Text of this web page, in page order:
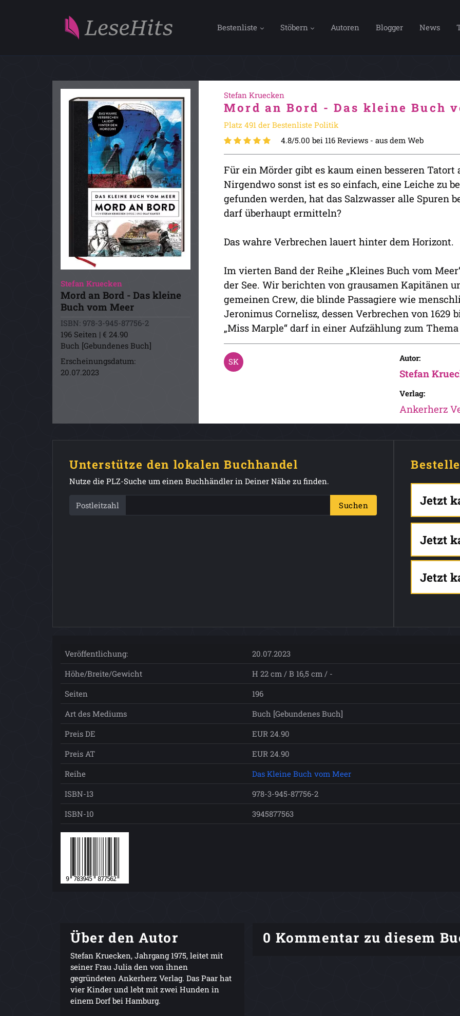
Bestenliste Stöbern Autoren Blogger News
Stefan Kruecken
Mord an Bord - Das kleine
Buch vom Meer
ISBN: 978-3-945-87756-2
196 Seiten | € 24.90
Buch [Gebundenes Buch]
Erscheinungsdatum:
20.07.2023
Stefan Kruecken
Mord an Bord - Das kleine Buch
Platz 491 der Bestenliste Politik
4.8/5.00 bei 116 Reviews - aus dem Web
Für ein Mörder gibt es kaum einen besseren Tatort
Nirgendwo sonst ist es so einfach, eine Leiche zu
gefunden werden, hat das Salzwasser alle Spuren
darf überhaupt ermitteln?
Das wahre Verbrechen lauert hinter dem Horizont.
Im vierten Band der Reihe „Kleines Buch vom
der See. Wir berichten von grausamen Kapitänen
gemeinen Crew, die blinde Passagiere wie
Jeronimus Cornelisz, dessen Verbrechen von 1629
„Miss Marple“ darf in einer Aufzählung zum
Autor:
Stefan
Verlag:
Ankerherz
Unterstütze den lokalen Buchhandel
Nutze die PLZ-Suche um einen Buchhändler in Deiner Nähe zu finden.
Postleitzahl Suchen Jetzt
Jetzt
Jetzt
Veröffentlichung:
20.07.2023
Höhe/Breite/Gewicht
H 22 cm / B 16,5 cm / -
Seiten
196
Art des Mediums
Buch [Gebundenes Buch]
Preis DE
EUR 24.90
Preis AT
EUR 24.90
Reihe
Das Kleine Buch vom Meer
ISBN-13
978-3-945-87756-2
ISBN-10
3945877563
Über den Autor
Stefan Kruecken, Jahrgang 1975, leitet mit
seiner Frau Julia den von ihnen
gegründeten Ankerherz Verlag. Das Paar hat
vier Kinder und lebt mit zwei Hunden in
einem Dorf bei Hamburg.
0 Kommentar zu diesem